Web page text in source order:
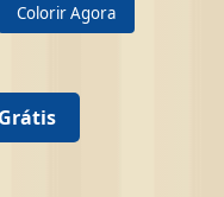
Colorir Agora